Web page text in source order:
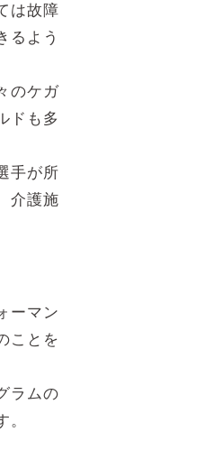
は故障
るよう
のケガ
ドも多
手が所
介護施
ーマン
ことを
ラムの